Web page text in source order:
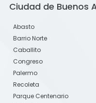
Ciudad de Buenos
Abasto
Barrio Norte
Caballito
Congreso
Palermo
Recoleta
Parque Centenario